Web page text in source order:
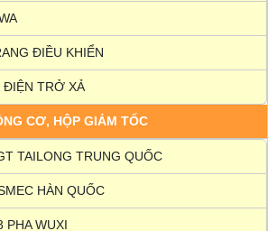
ĐIỀU KHIỂN
TRỞ XẢ
CƠ, HỘP GIẢM TỐC
TAILONG TRUNG QUỐC
HÀN QUỐC
WUXI